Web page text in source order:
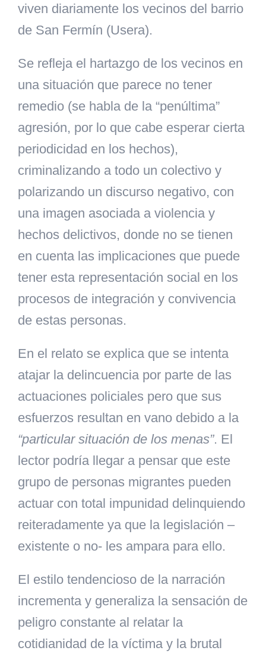
viven diariamente los vecinos del barrio
de San Fermín (Usera).
Se refleja el hartazgo de los vecinos en
una situación que parece no tener
remedio (se habla de la “penúltima”
agresión, por lo que cabe esperar cierta
periodicidad en los hechos),
criminalizando a todo un colectivo y
polarizando un discurso negativo, con
una imagen asociada a violencia y
hechos delictivos, donde no se tienen
en cuenta las implicaciones que puede
tener esta representación social en los
procesos de integración y convivencia
de estas personas.
En el relato se explica que se intenta
atajar la delincuencia por parte de las
actuaciones policiales pero que sus
esfuerzos resultan en vano debido a la
“particular situación de los menas”. El
lector podría llegar a pensar que este
grupo de personas migrantes pueden
actuar con total impunidad delinquiendo
reiteradamente ya que la legislación –
existente o no- les ampara para ello.
El estilo tendencioso de la narración
incrementa y generaliza la sensación de
peligro constante al relatar la
cotidianidad de la víctima y la brutal